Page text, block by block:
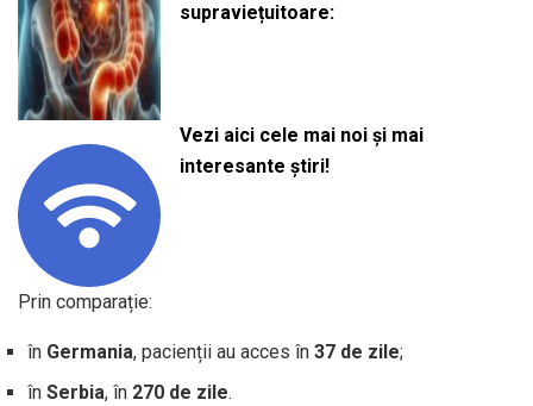
supraviețuitoare:
Vezi aici cele mai noi și mai
interesante știri!
Prin comparație:
în Germania, pacienții au acces în 37 de zile;
în Serbia, în 270 de zile.